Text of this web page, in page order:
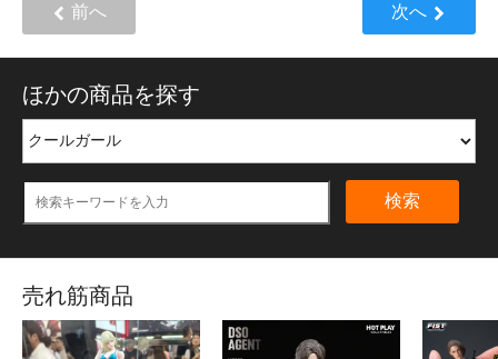
前へ 次へ
ほかの商品を探す
検索
売れ筋商品